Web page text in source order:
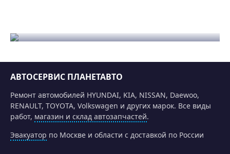
АВТОСЕРВИС ПЛАНЕТАВТО
Ремонт автомобилей HYUNDAI, KIA, NISSAN, Daewoo,
RENAULT, TOYOTA, Volkswagen и других марок. Все виды
работ, магазин и склад автозапчастей.
Эвакуатор по Москве и области с доставкой по России